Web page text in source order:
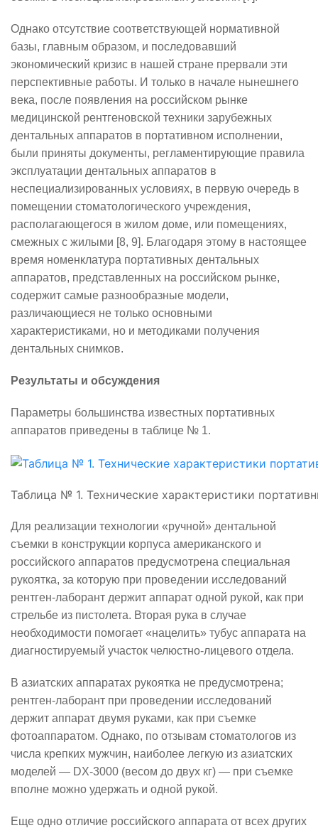
Однако отсутствие соответствующей нормативной
базы, главным образом, и последовавший
экономический кризис в нашей стране прервали эти
перспективные работы. И только в начале нынешнего
века, после появления на российском рынке
медицинской рентгеновской техники зарубежных
дентальных аппаратов в портативном исполнении,
были приняты документы, регламентирующие правила
эксплуатации дентальных аппаратов в
неспециализированных условиях, в первую очередь в
помещении стоматологического учреждения,
располагающегося в жилом доме, или помещениях,
смежных с жилыми [8, 9]. Благодаря этому в настоящее
время номенклатура портативных дентальных
аппаратов, представленных на российском рынке,
содержит самые разнообразные модели,
различающиеся не только основными
характеристиками, но и методиками получения
дентальных снимков.
Результаты и обсуждения
Параметры большинства известных портативных
аппаратов приведены в таблице № 1.
Таблица № 1. Технические характеристики
Для реализации технологии «ручной» дентальной
съемки в конструкции корпуса американского и
российского аппаратов предусмотрена специальная
рукоятка, за которую при проведении исследований
рентген-лаборант держит аппарат одной рукой, как при
стрельбе из пистолета. Вторая рука в случае
необходимости помогает «нацелить» тубус аппарата на
диагностируемый участок челюстно-лицевого отдела.
В азиатских аппаратах рукоятка не предусмотрена;
рентген-лаборант при проведении исследований
держит аппарат двумя руками, как при съемке
фотоаппаратом. Однако, по отзывам стоматологов из
числа крепких мужчин, наиболее легкую из азиатских
моделей — DX-3000 (весом до двух кг) — при съемке
вполне можно удержать и одной рукой.
Еще одно отличие российского аппарата от всех других